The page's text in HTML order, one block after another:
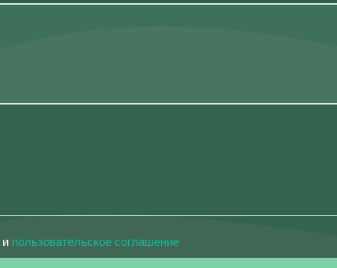
и пользовательское соглашение